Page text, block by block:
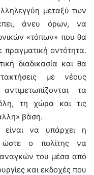
μεταξύ των
άνευ όρων, να
«τόπων» που θα
οντότητα.
διαδικασία και θα
με νέους
τα
τη χώρα και τις
βάση.
είναι να υπάρχει η
ώστε ο πολίτης να
του μέσα από
και εκδοχές που